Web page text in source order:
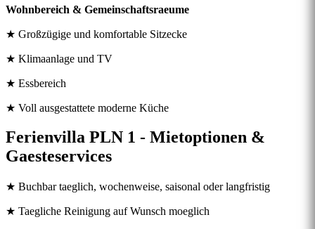
Wohnbereich & Gemeinschaftsraeume
★ Großzügige und komfortable Sitzecke
★ Klimaanlage und TV
★ Essbereich
★ Voll ausgestattete moderne Küche
Ferienvilla PLN 1 - Mietoptionen &
Gaesteservices
★ Buchbar taeglich, wochenweise, saisonal oder langfristig
★ Taegliche Reinigung auf Wunsch moeglich